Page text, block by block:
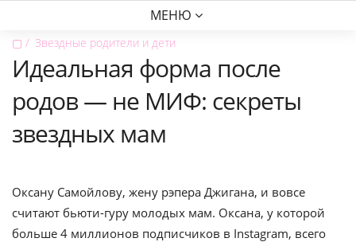
МЕНЮ
▢ Звездные родители и дети
Идеальная форма после
родов — не МИФ: секреты
звездных мам
Оксану Самойлову, жену рэпера Джигана, и вовсе
считают бьюти-гуру молодых мам. Оксана, у которой
больше 4 миллионов подписчиков в Instagram, всего